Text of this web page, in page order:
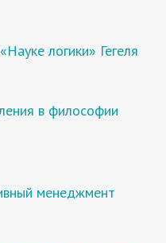
логики» Гегеля
в философии
менеджмент